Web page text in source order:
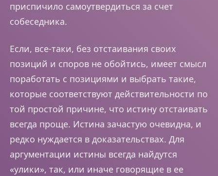
приспичило самоутвердиться за счет
собеседника.
Если, все-таки, без отстаивания своих
позиций и споров не обойтись, имеет смысл
поработать с позициями и выбрать такие,
которые соответствуют действительности по
той простой причине, что истину отстаивать
всегда проще. Истина зачастую очевидна, и
редко нуждается в доказательствах. Для
аргументации истины всегда найдутся
«улики», так, или иначе говорящие в ее